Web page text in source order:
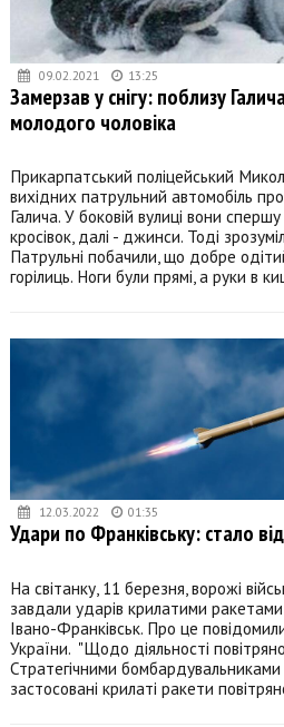
09.02.2021 13:25
Замерзав у снігу: поблизу
молодого чоловіка
Прикарпатський поліцейський
вихідних патрульний автомобіль
Галича. У боковій вулиці вони
кросівок, далі - джинси. Тоді
Патрульні побачили, що добре
горілиць. Ноги були прямі, а руки в
12.03.2022 01:35
Удари по Франківську: стало
На світанку, 11 березня, ворожі
завдали ударів крилатими
Івано-Франківськ. Про це
України. "Щодо діяльності
Стратегічними
застосовані крилаті ракети